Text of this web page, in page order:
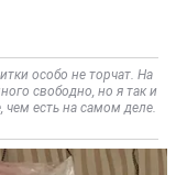
особо не торчат. На
свободно, но я так и
чем есть на самом деле.